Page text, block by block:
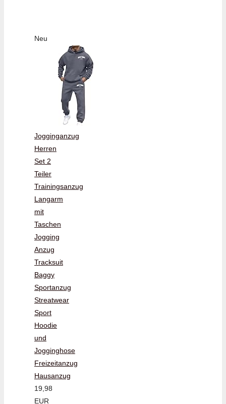
Neu
Jogginganzug
Herren
Set 2
Teiler
Trainingsanzug
Langarm
mit
Taschen
Jogging
Anzug
Tracksuit
Baggy
Sportanzug
Streatwear
Sport
Hoodie
und
Jogginghose
Freizeitanzug
Hausanzug
19,98
EUR